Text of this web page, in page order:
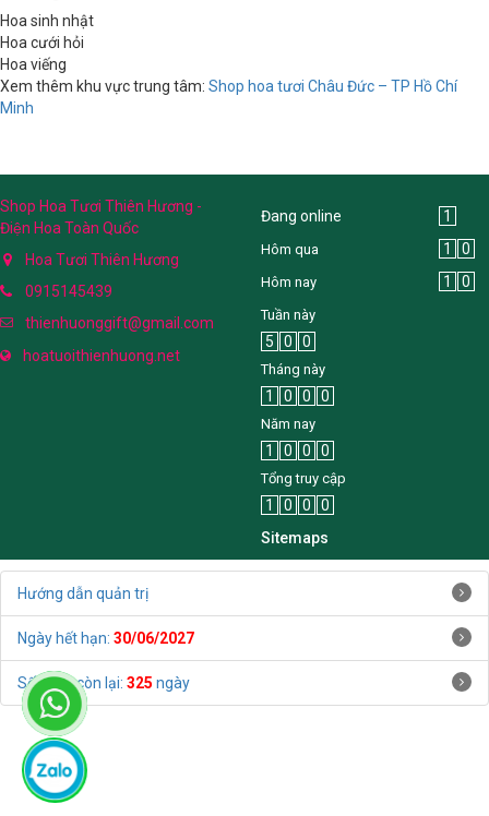
Hoa sinh nhật
Hoa cưới hỏi
Hoa viếng
Xem thêm khu vực trung tâm: Shop hoa tươi Châu Đức – TP Hồ Chí
Minh
Shop Hoa Tươi Thiên Hương -
Điện Hoa Toàn Quốc
Hoa Tươi Thiên Hương
0915145439
thienhuonggift@gmail.com
hoatuoithienhuong.net
Đang online 1
Hôm qua 1 0
Hôm nay 1 0
Tuần này
5 0 0
Tháng này
1 0 0 0
Năm nay
1 0 0 0
Tổng truy cập
1 0 0
0
Sitemaps
Hướng dẫn quản trị
Ngày hết hạn: 30/06/2027
Số ngày còn lại: 325 ngày